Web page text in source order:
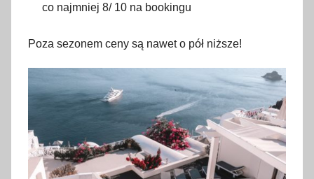
co najmniej 8/ 10 na bookingu
Poza sezonem ceny są nawet o pół niższe!